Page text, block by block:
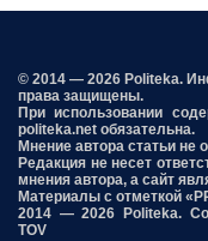
© 2014 — 2026 Politeka.
права защищены.
При использовании
politeka.net обязательна.
Мнение автора статьи не
Редакция не несет
мнения автора, а сайт
Материалы с отметкой
2014 — 2026 Politeka.
TOV